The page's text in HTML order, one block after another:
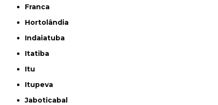
Franca
Hortolândia
Indaiatuba
Itatiba
Itu
Itupeva
Jaboticabal